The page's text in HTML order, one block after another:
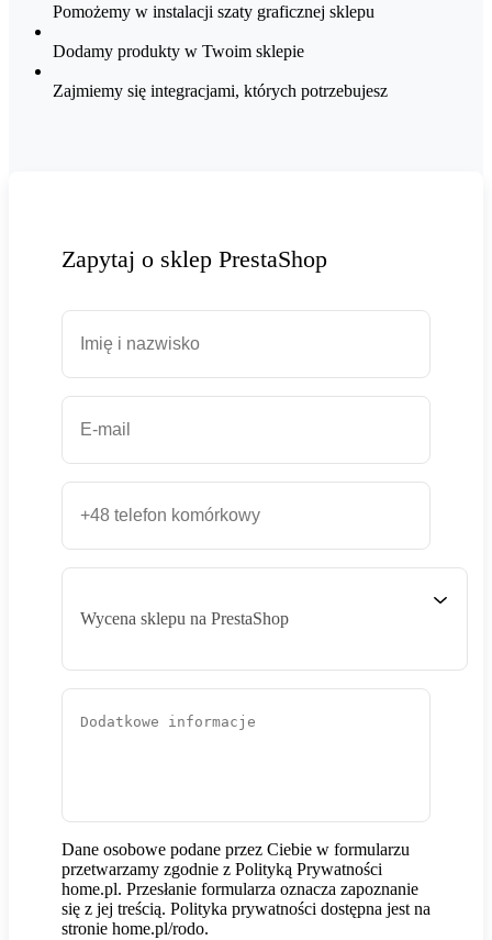
Pomożemy w instalacji szaty graficznej sklepu
Dodamy produkty w Twoim sklepie
Zajmiemy się integracjami, których potrzebujesz
Zapytaj o sklep PrestaShop
Wycena sklepu na PrestaShop
Dane osobowe podane przez Ciebie w formularzu
przetwarzamy zgodnie z Polityką Prywatności
home.pl. Przesłanie formularza oznacza zapoznanie
się z jej treścią. Polityka prywatności dostępna jest na
stronie home.pl/rodo.